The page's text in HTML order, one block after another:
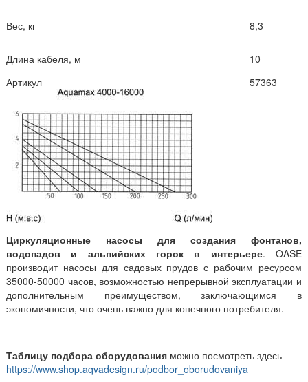
Вес, кг 8,3
Длина кабеля, м
10
Артикул
57363
Циркуляционные насосы для создания фонтанов,
водопадов и альпийских горок в интерьере. OASE
производит насосы для садовых прудов с рабочим ресурсом
35000-50000 часов, возможностью непрерывной эксплуатации и
дополнительным преимуществом, заключающимся в
экономичности, что очень важно для конечного потребителя.
Таблицу подбора оборудования можно посмотреть здесь
https://www.shop.aqvadesign.ru/podbor_oborudovaniya